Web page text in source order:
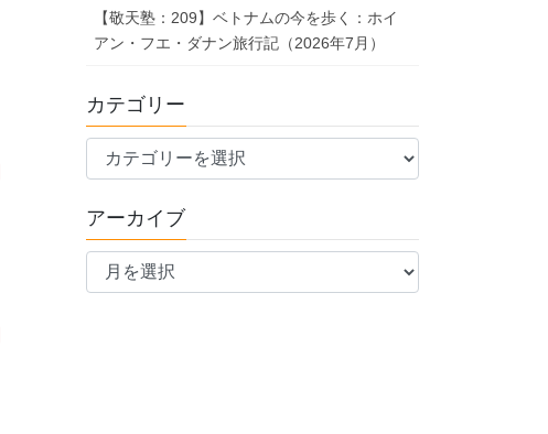
【敬天塾：209】ベトナムの今を歩く：ホイ
アン・フエ・ダナン旅行記（2026年7月）
カテゴリー
テ
リ
ー
アーカイブ
ア